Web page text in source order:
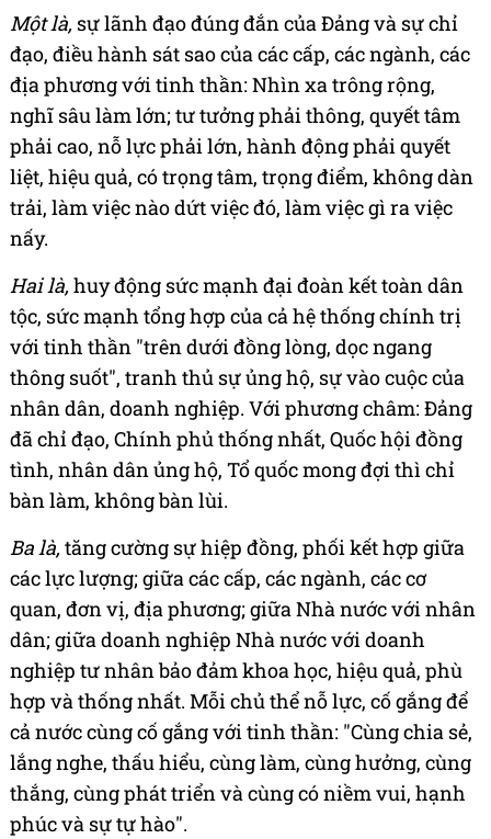
Một là, sự lãnh đạo đúng đắn của Đảng và sự chỉ
đạo, điều hành sát sao của các cấp, các ngành, các
địa phương với tinh thần: Nhìn xa trông rộng,
nghĩ sâu làm lớn; tư tưởng phải thông, quyết tâm
phải cao, nỗ lực phải lớn, hành động phải quyết
liệt, hiệu quả, có trọng tâm, trọng điểm, không dàn
trải, làm việc nào dứt việc đó, làm việc gì ra việc
nấy.
Hai là,huy động sức mạnh đại đoàn kết toàn dân
tộc, sức mạnh tổng hợp của cả hệ thống chính trị
với tinh thần "trên dưới đồng lòng, dọc ngang
thông suốt", tranh thủ sự ủng hộ, sự vào cuộc của
nhân dân, doanh nghiệp. Với phương châm: Đảng
đã chỉ đạo, Chính phủ thống nhất, Quốc hội đồng
tình, nhân dân ủng hộ, Tổ quốc mong đợi thì chỉ
bàn làm, không bàn lùi.
Ba là,tăng cường sự hiệp đồng, phối kết hợp giữa
các lực lượng; giữa các cấp, các ngành, các cơ
quan, đơn vị, địa phương; giữa Nhà nước với nhân
dân; giữa doanh nghiệp Nhà nước với doanh
nghiệp tư nhân bảo đảm khoa học, hiệu quả, phù
hợp và thống nhất. Mỗi chủ thể nỗ lực, cố gắng để
cả nước cùng cố gắng với tinh thần: "Cùng chia sẻ,
lắng nghe, thấu hiểu, cùng làm, cùng hưởng, cùng
thắng, cùng phát triển và cùng có niềm vui, hạnh
phúc và sự tự hào".